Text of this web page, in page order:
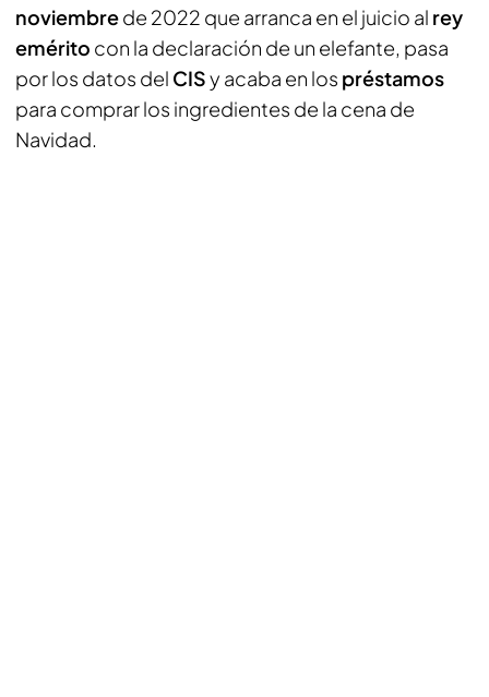
noviembrede 2022 que arranca en el juicio al rey
emérito con la declaración de un elefante, pasa
por los datos del CISy acaba en los préstamos
para comprar los ingredientes de la cena de
Navidad.